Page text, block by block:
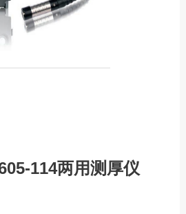
114两用测厚仪